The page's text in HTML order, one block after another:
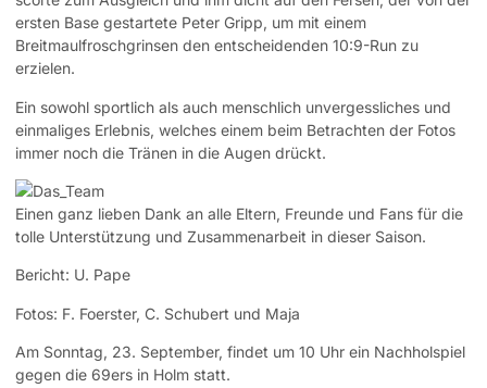
ersten Base gestartete Peter Gripp, um mit einem
Breitmaulfroschgrinsen den entscheidenden 10:9-Run zu
erzielen.
Ein sowohl sportlich als auch menschlich unvergessliches und
einmaliges Erlebnis, welches einem beim Betrachten der Fotos
immer noch die Tränen in die Augen drückt.
Einen ganz lieben Dank an alle Eltern, Freunde und Fans für die
tolle Unterstützung und Zusammenarbeit in dieser Saison.
Bericht: U. Pape
Fotos: F. Foerster, C. Schubert und Maja
Am Sonntag, 23. September, findet um 10 Uhr ein Nachholspiel
gegen die 69ers in Holm statt.